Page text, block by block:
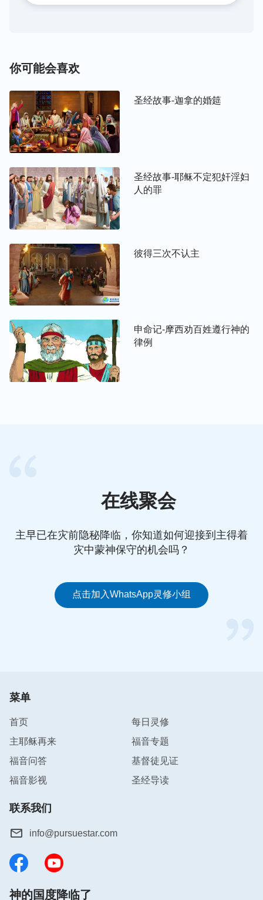
你可能会喜欢
圣经故事-迦拿的婚筵
圣经故事-耶稣不定犯奸淫妇
人的罪
彼得三次不认主
申命记-摩西劝百姓遵行神的
律例
在线聚会
主早已在灾前隐秘降临，你知道如何迎接到主得着
灾中蒙神保守的机会吗？
点击加入WhatsApp灵修小组
菜单
首页
每日灵修
主耶稣再来
福音专题
福音问答
基督徒见证
福音影视
圣经导读
联系我们
info@pursuestar.com
神的国度降临了